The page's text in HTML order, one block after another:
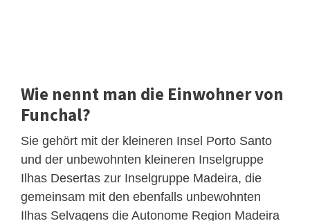
Wie nennt man die Einwohner von
Funchal?
Sie gehört mit der kleineren Insel Porto Santo
und der unbewohnten kleineren Inselgruppe
Ilhas Desertas zur Inselgruppe Madeira, die
gemeinsam mit den ebenfalls unbewohnten
Ilhas Selvagens die Autonome Region Madeira